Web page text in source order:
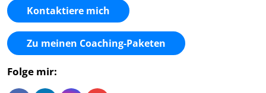
Kontaktiere mich
Zu meinen Coaching-Paketen
Folge mir: